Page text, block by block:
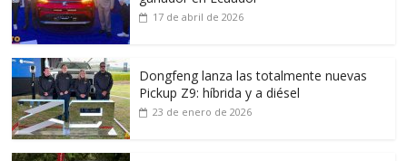
17 de abril de 2026
Dongfeng lanza las totalmente nuevas
Pickup Z9: híbrida y a diésel
23 de enero de 2026